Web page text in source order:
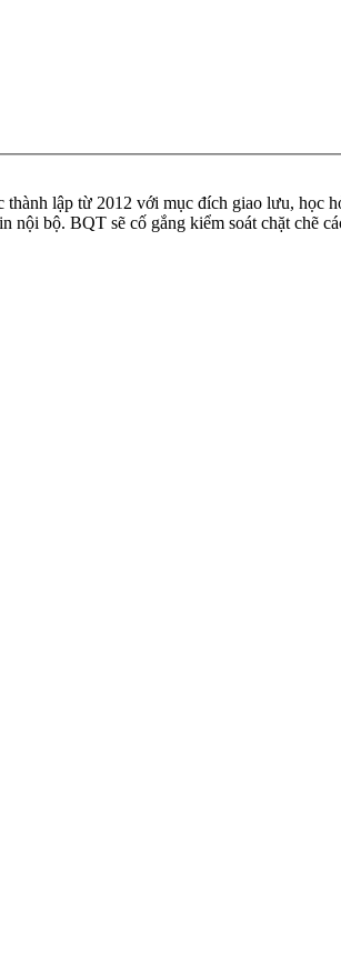
lập từ 2012 với mục đích giao lưu, học
bộ. BQT sẽ cố gắng kiểm soát chặt chẽ